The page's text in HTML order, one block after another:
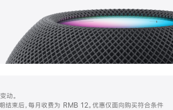
动。
结束后，每月收费为 RMB 12。优惠仅面向购买符合条件